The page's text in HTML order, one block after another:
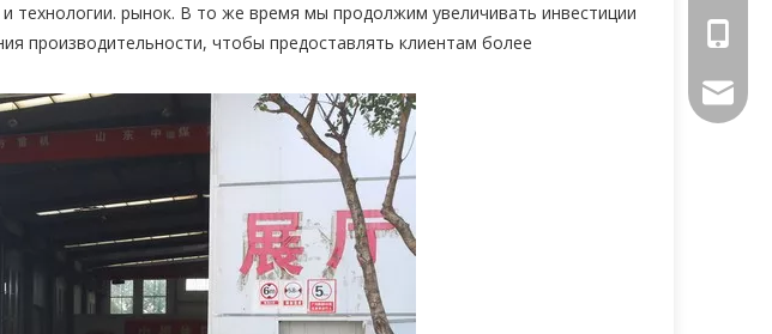
технологии. рынок. В то же время мы продолжим увеличивать инвестиции
производительности, чтобы предоставлять клиентам более